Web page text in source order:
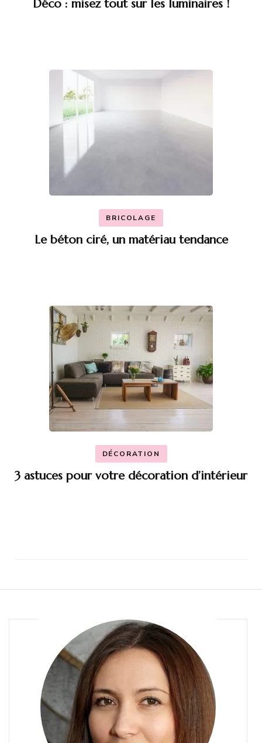
Déco : misez tout sur les luminaires !
BRICOLAGE
Le béton ciré, un matériau tendance
DÉCORATION
3 astuces pour votre décoration d’intérieur